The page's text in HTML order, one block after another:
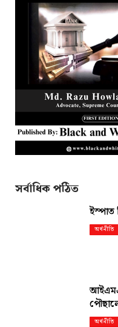
সর্বাধিক পঠিত
ইস্পাত
অর্থনীতি
অর্থনীতি